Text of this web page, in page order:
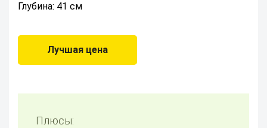
Глубина: 41 см
Лучшая цена
Плюсы: